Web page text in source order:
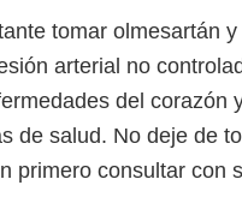
tomar olmesartán
arterial no
del corazón
de salud. No deje de
primero consultar con